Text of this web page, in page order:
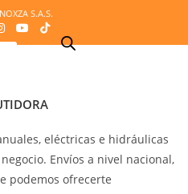
S.A.S.
eléctricas e hidráulicas
Envíos a nivel nacional,
podemos ofrecerte